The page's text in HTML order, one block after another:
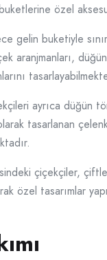
özel
gelin buketiyle
aranjmanları,
ayrıca düğün
tasarlanan
çiçekçiler,
özel tasarımlar